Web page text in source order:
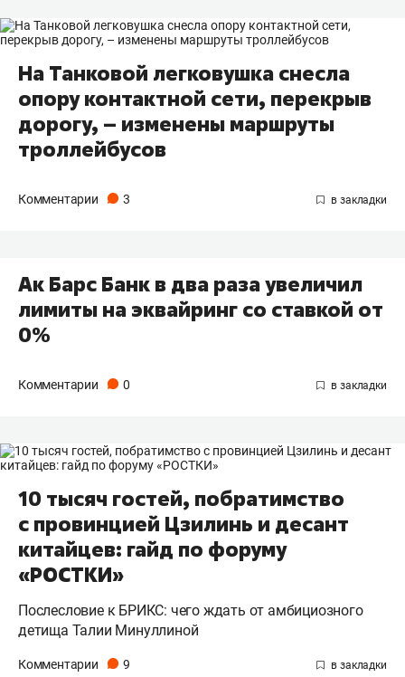
На Танковой легковушка снесла
опору контактной сети, перекрыв
дорогу, – изменены маршруты
троллейбусов
Комментарии 3
Ак Барс Банк в два раза увеличил
лимиты на эквайринг со ставкой от
0%
Комментарии 0
10 тысяч гостей, побратимство
с провинцией Цзилинь и десант
китайцев: гайд по форуму
«РОСТКИ»
Послесловие к БРИКС: чего ждать от амбициозного
детища Талии Минуллиной
Комментарии 9